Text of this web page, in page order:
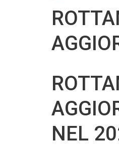
NEL